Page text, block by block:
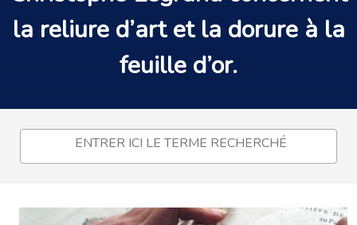
la reliured’art et la dorureà la
feuille d’or.